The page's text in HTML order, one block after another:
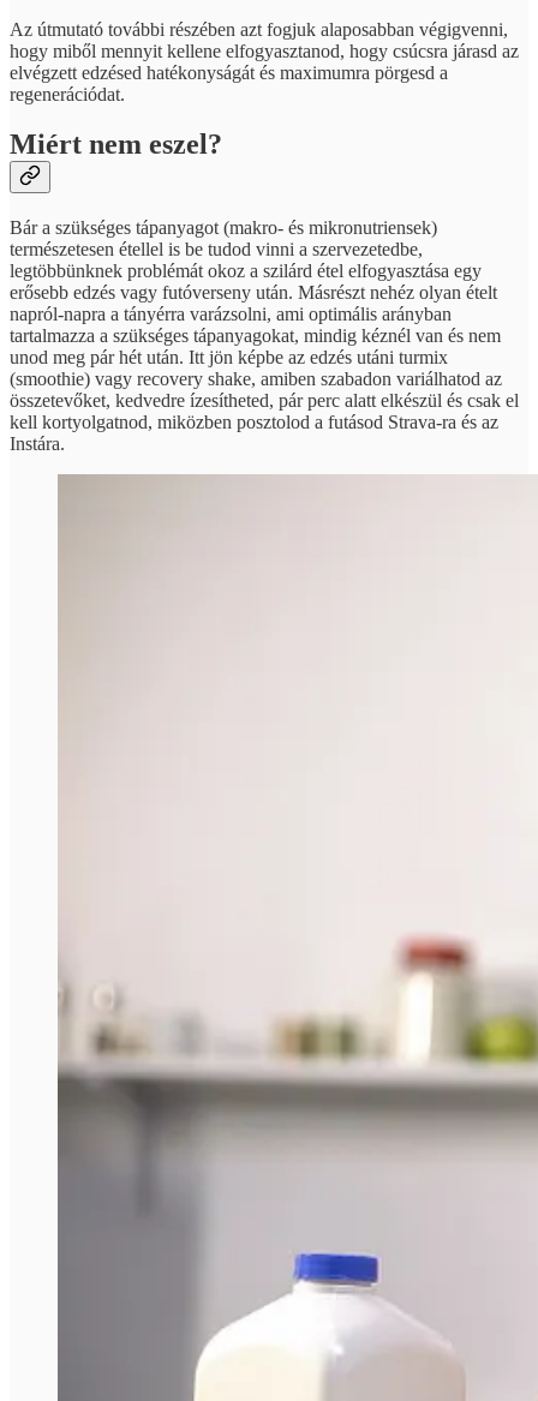
Az útmutató további részében azt fogjuk alaposabban végigvenni,
hogy miből mennyit kellene elfogyasztanod, hogy csúcsra járasd az
elvégzett edzésed hatékonyságát és maximumra pörgesd a
regenerációdat.
Miért nem eszel?
Bár a szükséges tápanyagot (makro- és mikronutriensek)
természetesen étellel is be tudod vinni a szervezetedbe,
legtöbbünknek problémát okoz a szilárd étel elfogyasztása egy
erősebb edzés vagy futóverseny után. Másrészt nehéz olyan ételt
napról-napra a tányérra varázsolni, ami optimális arányban
tartalmazza a szükséges tápanyagokat, mindig kéznél van és nem
unod meg pár hét után. Itt jön képbe az edzés utáni turmix
(smoothie) vagy recovery shake, amiben szabadon variálhatod az
összetevőket, kedvedre ízesítheted, pár perc alatt elkészül és csak el
kell kortyolgatnod, miközben posztolod a futásod Strava-ra és az
Instára.